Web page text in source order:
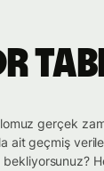
gerçek
ait geçmiş